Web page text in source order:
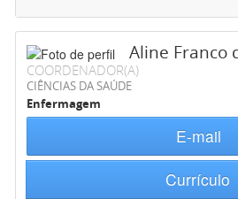
Aline Franco
COORDENADOR(A)
CIÊNCIAS DA SAÚDE
Enfermagem
E-mail
Currículo